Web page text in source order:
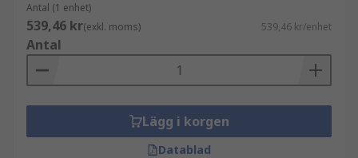
Antal (1 enhet)
539,46 kr(exkl. moms) 539,46 kr/enhet
Antal
Lägg i korgen
Datablad